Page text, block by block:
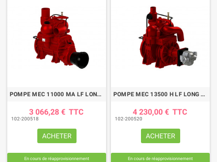
POMPE MEC 11000 MA LF LONG LIFE
3 066,28 € TTC
102-200518
ACHETER
En cours de réapprovisionnement
POMPE MEC 13500 H LF LONG LIFE
4 230,00 € TTC
102-200520
ACHETER
En cours de réapprovisionnement